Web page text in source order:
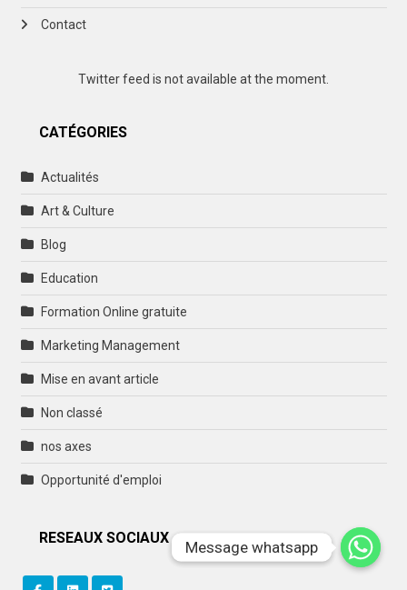
Contact
Twitter feed is not available at the moment.
CATÉGORIES
Actualités
Art & Culture
Blog
Education
Formation Online gratuite
Marketing Management
Mise en avant article
Non classé
nos axes
Opportunité d'emploi
RESEAUX SOCIAUX Message whatsapp
Message whatsapp